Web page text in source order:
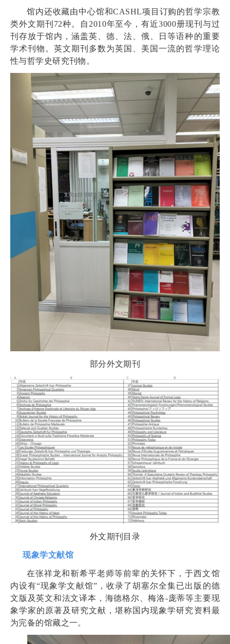
馆内还收藏由中心馆和CASHL项目订购的哲学宗教
类外文期刊 72种。自 2010年至今，有近3000册现刊与过
刊存放于馆内，涵盖英、德、法、俄、日等语种的重要
学术刊物。英文期刊多数为英国、美国一流的哲学理论
性与哲学史研究刊物。
部分外文期刊
外文期刊目录
现象学文献馆
在张祥龙和靳希平老师等前辈的关怀下，于西文馆
内设有“现象学文献馆”，收录了胡塞尔全集已出版的德
文版及英文和法文译本，海德格尔、梅洛-庞蒂等主要现
象学家的原著及研究文献，堪称国内现象学研究资料最
为完备的馆藏之一。